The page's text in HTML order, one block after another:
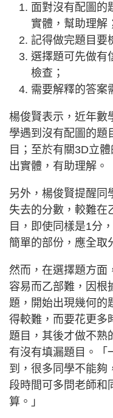
面對沒有配圖的
實體，幫助理
記得做完題目要
選擇題可先做有
檢查；
需要解釋的答案
楊俊賢表示，近年數
學遇到沒有配圖的題
目；至於有關3D立
出實體，有助理解
另外，楊俊賢提醒同
失去的分數，較難在
目，即使同樣是1分
簡單的部份，應全取
然而，在選擇題方面
容易而乙部難，因根
題，開始出現幾何的
得較難，而要花更多
題目，其後才做不熟
有沒有填漏題目。「
到，很多同學不能夠
段時間可多問老師和
算。」